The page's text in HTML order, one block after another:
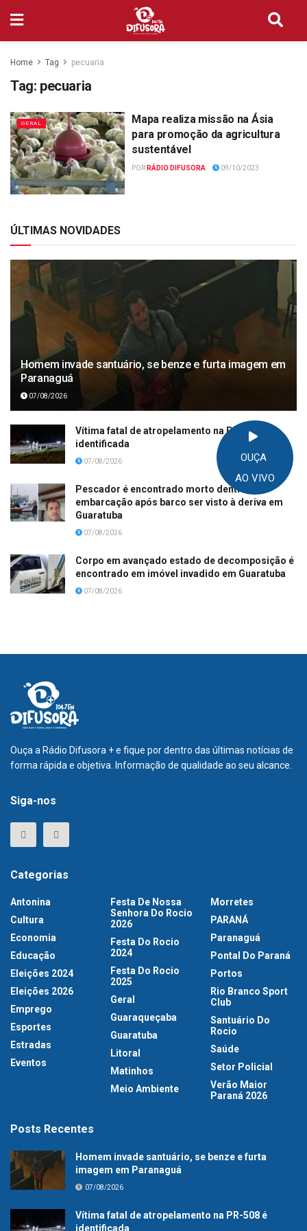
OUÇA
AO VIVO
Home Tag pecuaria
Tag: pecuaria
GERAL
Mapa realiza missão na Ásia
para promoção da agricultura
sustentável
POR RÁDIO DIFUSORA 09/10/2023
ÚLTIMAS NOVIDADES
Homem invade santuário, se benze e furta imagem em
Paranaguá
07/08/2026
Vítima fatal de atropelamento na PR-508 é
identificada
07/08/2026
Pescador é encontrado morto dentro de
embarcação após barco ser visto à deriva em
Guaratuba
07/08/2026
Corpo em avançado estado de decomposição é
encontrado em imóvel invadido em Guaratuba
07/08/2026
Ouça a Rádio Difusora + e fique por dentro das últimas notícias de
forma rápida e objetiva. Informação de qualidade ao seu alcance.
Siga-nos
Categorias
Antonina
Cultura
Economia
Educação
Eleições 2024
Eleições 2026
Emprego
Esportes
Estradas
Eventos
Festa De Nossa
Senhora Do Rocio
2026
Festa Do Rocio
2024
Festa Do Rocio
2025
Geral
Guaraqueçaba
Guaratuba
Litoral
Matinhos
Meio Ambiente
Morretes
PARANÁ
Paranaguá
Pontal Do Paraná
Portos
Rio Branco Sport
Club
Santuário Do
Rocio
Saúde
Setor Policial
Verão Maior
Paraná 2026
Posts Recentes
Homem invade santuário, se benze e furta
imagem em Paranaguá
07/08/2026
Vítima fatal de atropelamento na PR-508 é
identificada